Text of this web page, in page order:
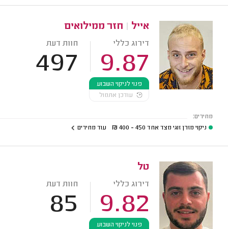
אייל חזר ממילואים
דירוג כללי
9.87
חוות דעת
497
פנוי לניקוי השבוע
עודכן אתמול
מחירים:
ניקוי מזרן זוגי מצד אחד 450 - 400
₪ עוד מחירים
טל
דירוג כללי
9.82
חוות דעת
85
פנוי לניקוי השבוע